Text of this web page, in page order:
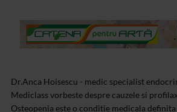
Dr.Anca Hoisescu - medic specialist
Mediclass vorbeste despre cauzele si
Osteopenia este o conditie medicala